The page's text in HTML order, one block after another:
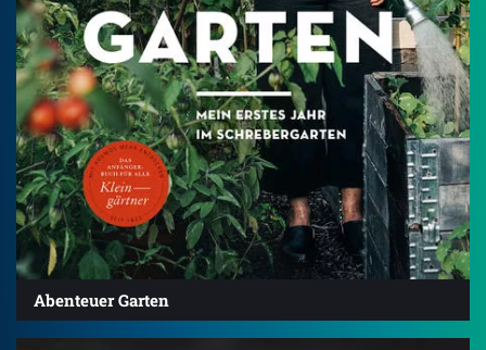
Abenteuer Garten